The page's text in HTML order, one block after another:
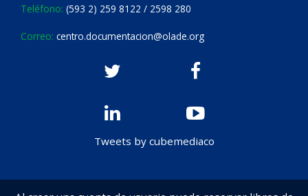
Teléfono: (593 2) 259 8122 / 2598 280
Correo: centro.documentacion@olade.org
Tweets by cubemediaco